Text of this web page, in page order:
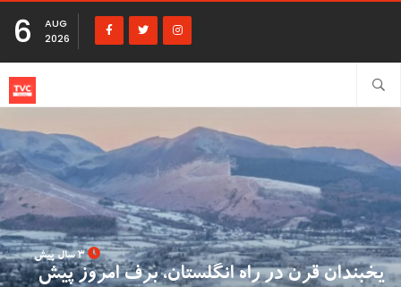
6
AUG
2026
3 سال پیش
یخبندان قرن در راه انگلستان، برف امروز پیش